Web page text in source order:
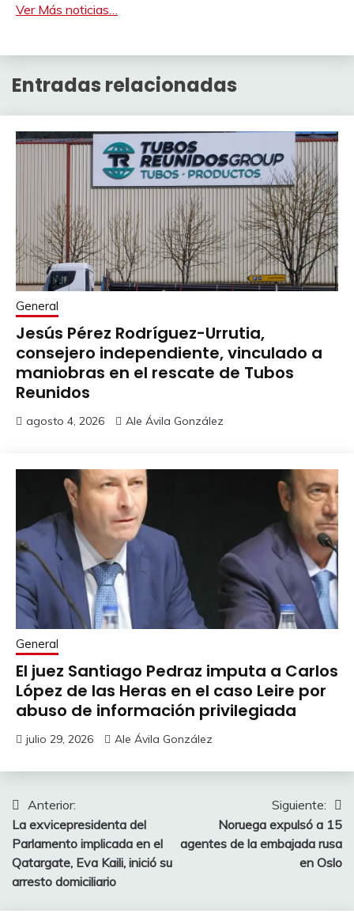
Ver Más noticias…
Entradas relacionadas
General
Jesús Pérez Rodríguez-Urrutia,
consejero independiente, vinculado a
maniobras en el rescate de Tubos
Reunidos
agosto 4, 2026 Ale Ávila González
General
El juez Santiago Pedraz imputa a Carlos
López de las Heras en el caso Leire por
abuso de información privilegiada
julio 29, 2026 Ale Ávila González
Navegación
de
entradas
Anterior:
La exvicepresidenta del
Parlamento implicada en el
Qatargate, Eva Kaili, inició su
arresto domiciliario
Siguiente:
Noruega expulsó a 15
agentes de la embajada rusa
en Oslo